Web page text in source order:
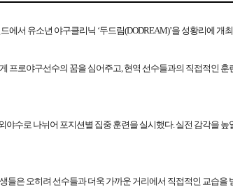
서 유소년 야구클리닉 ‘두드림(DODREAM)’을 성황리에 개
프로야구선수의 꿈을 심어주고, 현역 선수들과의 직접적인
수로 나뉘어 포지션별 집중 훈련을 실시했다. 실전 감각을
들은 오히려 선수들과 더욱 가까운 거리에서 직접적인 교습을